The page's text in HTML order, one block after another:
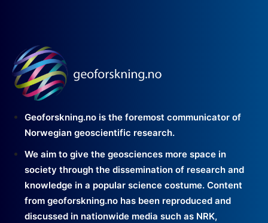
Geoforskning.no is the foremost communicator of
Norwegian geoscientific research.
We aim to give the geosciences more space in
society through the dissemination of research and
knowledge in a popular science costume. Content
from geoforskning.no has been reproduced and
discussed in nationwide media such as NRK,